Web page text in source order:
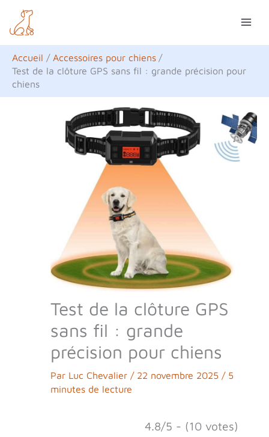
contenu
Accueil
Accessoires pour chiens
Test de la clôture GPS sans fil : grande précision pour
chiens
Test de la clôture GPS
sans fil : grande
précision pour chiens
Par Luc Chevalier / 22 novembre 2025 / 5
minutes de lecture
4.8/5 - (10 votes)
e
c
h
e